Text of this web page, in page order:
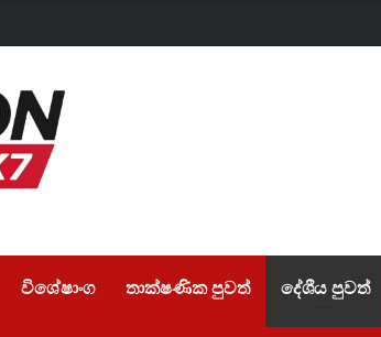
ජීවිත තුනක්! එංගලන්ත ජාතිකයින්ගේ පණ රැකගත් අපේ රටේ
විශේෂාංග තාක්ෂණික පුවත් දේශීය පුවත්